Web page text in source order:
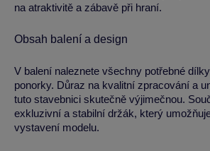
na atraktivitě a zábavě při hraní.
Obsah balení a design
V balení naleznete všechny potřebné
ponorky. Důraz na kvalitní zpracování a
tuto stavebnici skutečně výjimečnou.
exkluzivní a stabilní držák, který
vystavení modelu.